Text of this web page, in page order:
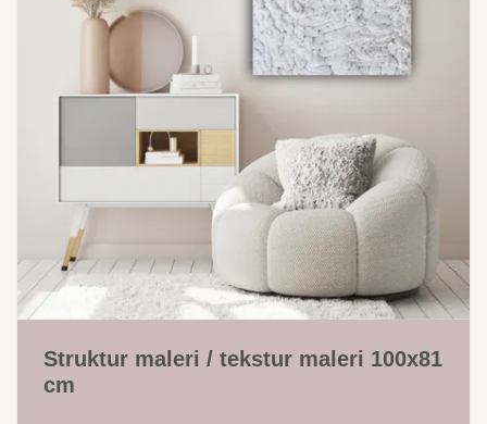
Struktur maleri / tekstur maleri 100x81
cm